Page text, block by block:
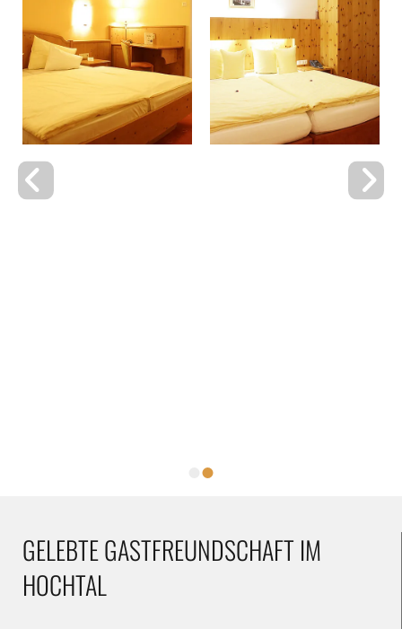
GELEBTE GASTFREUNDSCHAFT IM
HOCHTAL